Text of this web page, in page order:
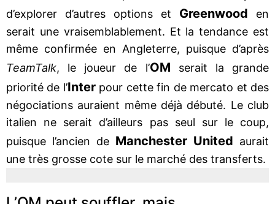
d’explorer d’autres options et Greenwood
en
serait une vraisemblablement. Et la tendance est
même confirmée en Angleterre, puisque d’après
TeamTalk, le joueur de l’OM serait la grande
priorité de l’Interpour cette fin de mercato et des
négociations auraient même déjà débuté. Le club
italien ne serait d’ailleurs pas seul sur le coup,
puisque l’ancien de Manchester United aurait
une très grosse cote sur le marché des transferts.